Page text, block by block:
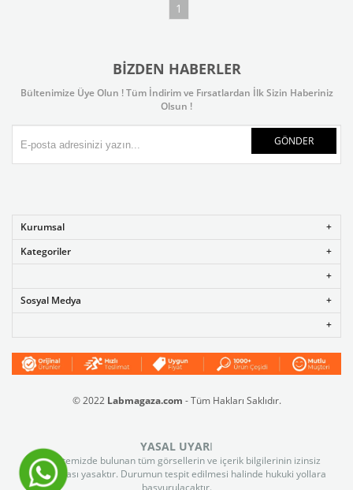
1
BIZDEN HABERLER
Bültenimize Üye Olun ! Tüm İndirim ve Fırsatlardan İlk Sizin Haberiniz
Olsun !
GÖNDER
Kurumsal
Kategoriler
Sosyal Medya
© 2022 Labmagaza.com - Tüm Hakları Saklıdır.
YASAL UYARI
Web sitemizde bulunan tüm görsellerin ve içerik bilgilerinin izinsiz
kullanılması yasaktır. Durumun tespit edilmesi halinde hukuki yollara
başvurulacaktır.